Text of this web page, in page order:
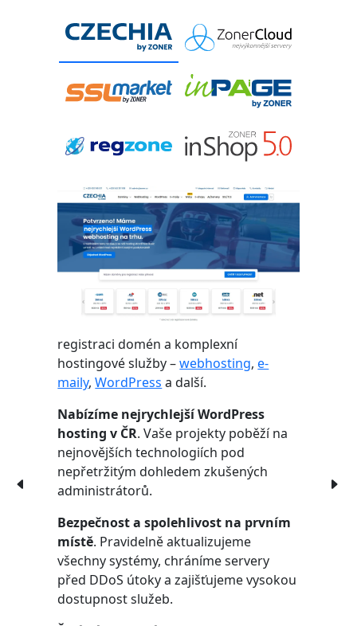
registraci domén a komplexní
hostingové služby –webhosting,e-
maily,WordPress a další.
Nabízíme nejrychlejší WordPress
hosting v ČR. Vaše projekty poběží na
nejnovějších technologiích pod
nepřetržitým dohledem zkušených
administrátorů.
Bezpečnost a spolehlivost na prvním
místě. Pravidelně aktualizujeme
všechny systémy, chráníme servery
před DDoS útoky a zajišťujeme vysokou
dostupnost služeb.